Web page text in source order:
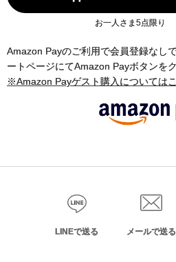
お一人さま5点限り
Amazon Payのご利用で会員登録なし
ートページにてAmazon Payボタンを
※Amazon Payゲスト購入については
LINEで送る メールで送る